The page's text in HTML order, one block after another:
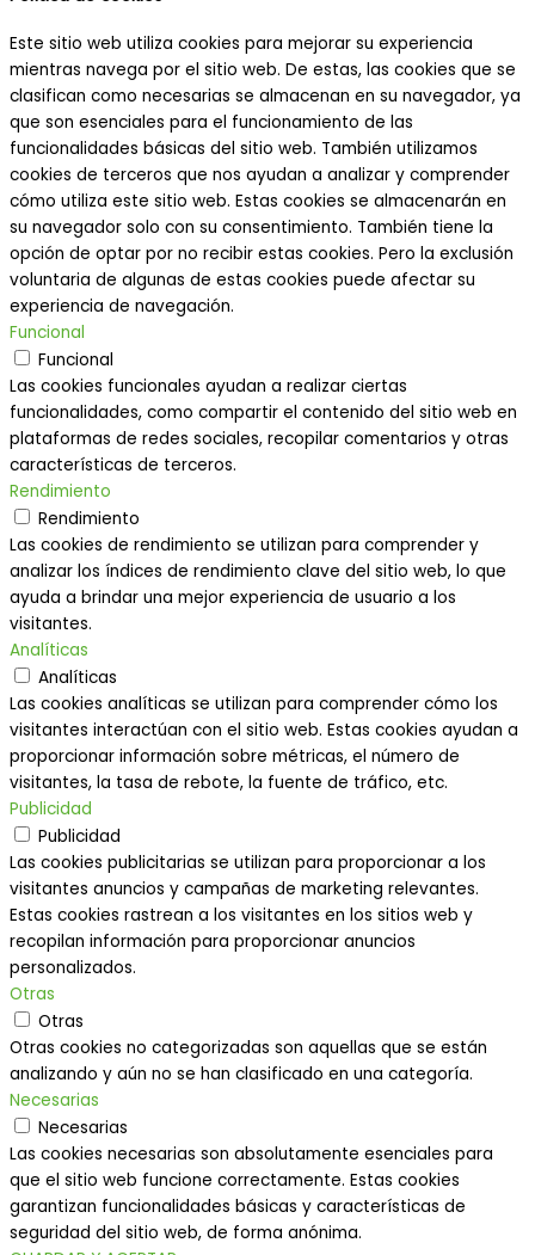
Este sitio web utiliza cookies para mejorar su experiencia
mientras navega por el sitio web. De estas, las cookies que se
clasifican como necesarias se almacenan en su navegador, ya
que son esenciales para el funcionamiento de las
funcionalidades básicas del sitio web. También utilizamos
cookies de terceros que nos ayudan a analizar y comprender
cómo utiliza este sitio web. Estas cookies se almacenarán en
su navegador solo con su consentimiento. También tiene la
opción de optar por no recibir estas cookies. Pero la exclusión
voluntaria de algunas de estas cookies puede afectar su
experiencia de navegación.
Funcional
Funcional
Las cookies funcionales ayudan a realizar ciertas
funcionalidades, como compartir el contenido del sitio web en
plataformas de redes sociales, recopilar comentarios y otras
características de terceros.
Rendimiento
Rendimiento
Las cookies de rendimiento se utilizan para comprender y
analizar los índices de rendimiento clave del sitio web, lo que
ayuda a brindar una mejor experiencia de usuario a los
visitantes.
Analíticas
Analíticas
Las cookies analíticas se utilizan para comprender cómo los
visitantes interactúan con el sitio web. Estas cookies ayudan a
proporcionar información sobre métricas, el número de
visitantes, la tasa de rebote, la fuente de tráfico, etc.
Publicidad
Publicidad
Las cookies publicitarias se utilizan para proporcionar a los
visitantes anuncios y campañas de marketing relevantes.
Estas cookies rastrean a los visitantes en los sitios web y
recopilan información para proporcionar anuncios
personalizados.
Otras
Otras
Otras cookies no categorizadas son aquellas que se están
analizando y aún no se han clasificado en una categoría.
Necesarias
Necesarias
Las cookies necesarias son absolutamente esenciales para
que el sitio web funcione correctamente. Estas cookies
garantizan funcionalidades básicas y características de
seguridad del sitio web, de forma anónima.